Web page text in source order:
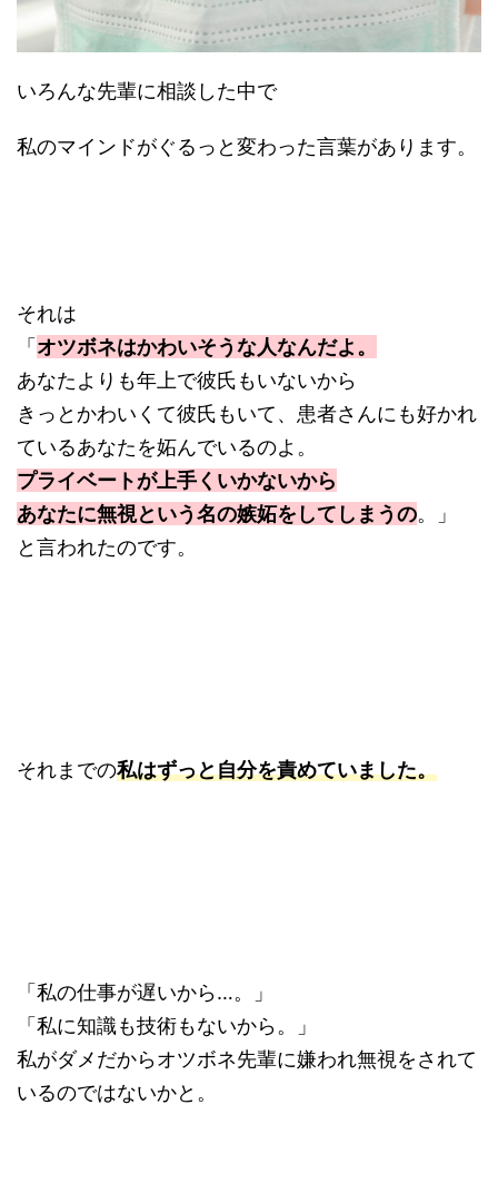
いろんな先輩に相談した中で
私のマインドがぐるっと変わった言葉があります。
それは
「オツボネはかわいそうな人なんだよ。
あなたよりも年上で彼氏もいないから
きっとかわいくて彼氏もいて、患者さんにも好かれ
ているあなたを妬んでいるのよ。
プライベートが上手くいかないから
あなたに無視という名の嫉妬をしてしまうの。」
と言われたのです。
それまでの私はずっと自分を責めていました。
「私の仕事が遅いから…。」
「私に知識も技術もないから。」
私がダメだからオツボネ先輩に嫌われ無視をされて
いるのではないかと。